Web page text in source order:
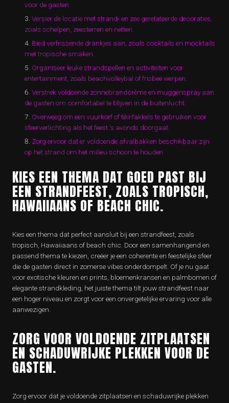
voor de gasten.
Versier de locatie met strand- en zee gerelateerde decoraties,
zoals schelpen, zeesterren en netten.
Bied verfrissende drankjes aan, zoals cocktails en mocktails
met tropische smaken.
Organiseer leuke strandspellen en activiteiten voor
entertainment, zoals beachvolleybal of frisbee werpen.
Verstrek voldoende zonnebrandcrème en muggenspray aan
de gasten om comfortabel te blijven in de buitenlucht.
Overweeg om een vuurkorf of tiki-fakkels te gebruiken voor
sfeerverlichting als het feest ’s avonds doorgaat.
Zorg ervoor dat er voldoende afvalbakken beschikbaar zijn
op het strand om het milieu schoon te houden.
KIES EEN THEMA DAT GOED PAST BIJ
EEN STRANDFEEST, ZOALS TROPISCH,
HAWAIIAANS OF BEACH CHIC.
Kies een thema dat perfect aansluit bij een strandfeest, zoals
tropisch, Hawaiiaans of beach chic. Door een samenhangend en
passend thema te kiezen, creëer je een coherente en feestelijke sfeer
die de gasten direct in zomerse vibes onderdompelt. Of je nu gaat
voor exotische kleuren en prints, bloemenkransen en palmbomen of
elegante strandkleding, het juiste thema tilt jouw strandfeest naar
een hoger niveau en zorgt voor een onvergetelijke ervaring voor alle
aanwezigen.
ZORG VOOR VOLDOENDE ZITPLAATSEN
EN SCHADUWRIJKE PLEKKEN VOOR DE
GASTEN.
Zorg ervoor dat je voldoende zitplaatsen en schaduwrijke plekken